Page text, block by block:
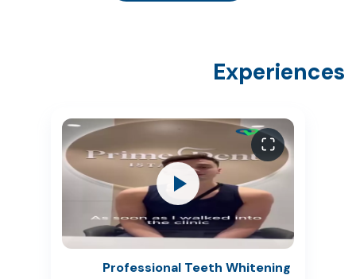
Experiences
Professional Teeth Whitening